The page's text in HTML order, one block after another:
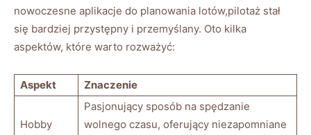
nowoczesne aplikacje do ‌planowania⁣ lotów,pilotaż stał​
się bardziej ⁤przystępny ‍i przemyślany. Oto kilka
aspektów, ​które warto rozważyć:
Aspekt Znaczenie
Hobby
Pasjonujący sposób‍ na spędzanie
wolnego czasu,⁤ oferujący niezapomniane⁤